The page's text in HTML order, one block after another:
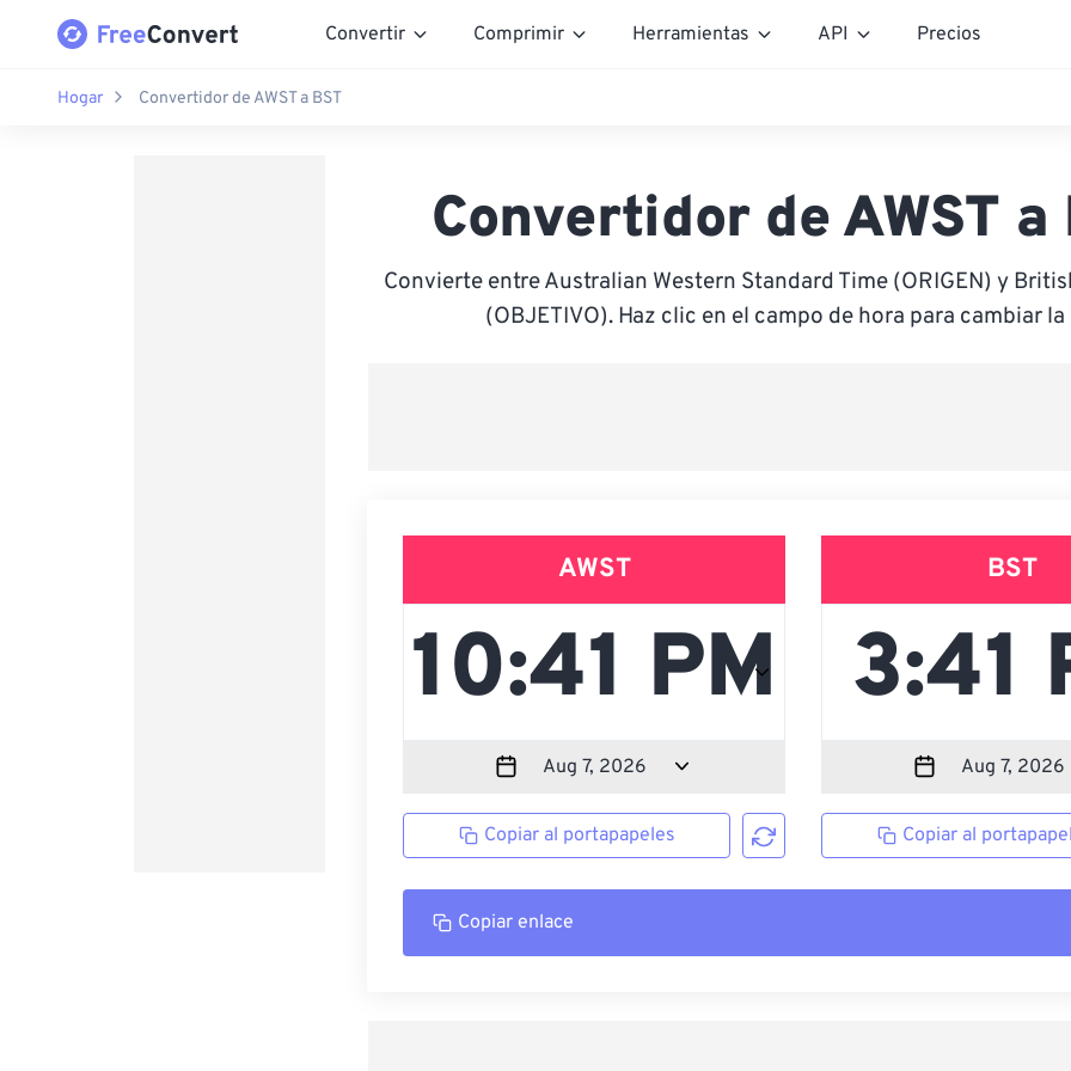
Convertir Comprimir Herramientas API Precios
Hogar Convertidor de AWST a BST
Convertidor de AWST a
Convierte entre Australian Western Standard Time (ORIGEN) y
(OBJETIVO). Haz clic en el campo de hora para cambiar la
AWST
Copiar al portapapeles
BST
Copiar al
Copiar enlace